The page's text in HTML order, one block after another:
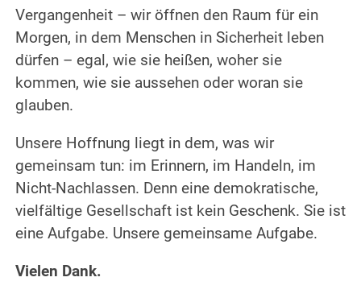
Vergangenheit – wir öffnen den Raum für ein
Morgen, in dem Menschen in Sicherheit leben
dürfen – egal, wie sie heißen, woher sie
kommen, wie sie aussehen oder woran sie
glauben.
Unsere Hoffnung liegt in dem, was wir
gemeinsam tun: im Erinnern, im Handeln, im
Nicht-Nachlassen. Denn eine demokratische,
vielfältige Gesellschaft ist kein Geschenk. Sie ist
eine Aufgabe. Unsere gemeinsame Aufgabe.
Vielen Dank.